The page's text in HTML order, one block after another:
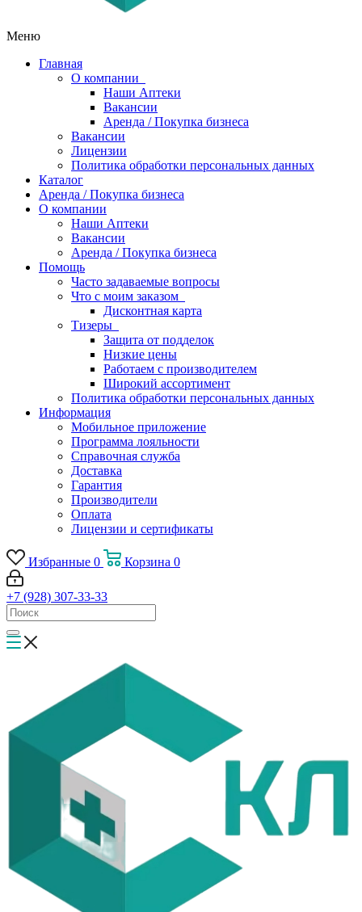
Меню
Главная
О компании
Наши Аптеки
Вакансии
Аренда / Покупка бизнеса
Вакансии
Лицензии
Политика обработки персональных данных
Каталог
Аренда / Покупка бизнеса
О компании
Наши Аптеки
Вакансии
Аренда / Покупка бизнеса
Помощь
Часто задаваемые вопросы
Что с моим заказом
Дисконтная карта
Тизеры
Защита от подделок
Низкие цены
Работаем с производителем
Широкий ассортимент
Политика обработки персональных данных
Информация
Мобильное приложение
Программа лояльности
Справочная служба
Доставка
Гарантия
Производители
Оплата
Лицензии и сертификаты
Избранные 0 Корзина 0
+7 (928) 307-33-33